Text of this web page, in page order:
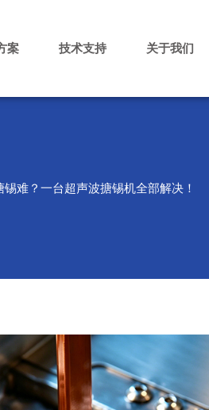
案 技术支持 关于我们
锡难？一台超声波搪锡机全部解决！